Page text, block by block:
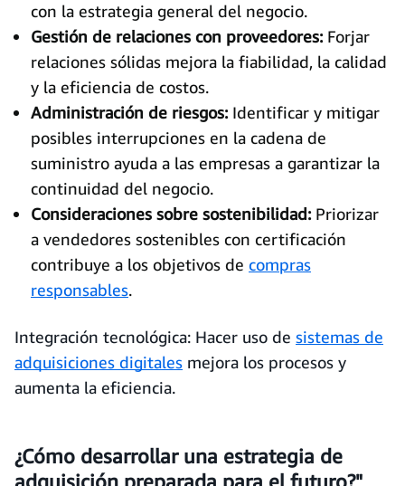
con la estrategia general del negocio.
Gestión de relaciones con proveedores:Forjar
relaciones sólidas mejora la fiabilidad, la calidad
y la eficiencia de costos.
Administración de riesgos:Identificar y mitigar
posibles interrupciones en la cadena de
suministro ayuda a las empresas a garantizar la
continuidad del negocio.
Consideraciones sobre sostenibilidad:Priorizar
a vendedores sostenibles con certificación
contribuye a los objetivos de compras
responsables.
Integración tecnológica: Hacer uso de sistemas de
adquisiciones digitales mejora los procesos y
aumenta la eficiencia.
¿Cómo desarrollar una estrategia de